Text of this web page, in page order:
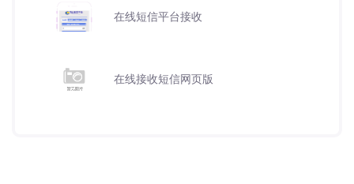
在线短信平台接收
在线接收短信网页版